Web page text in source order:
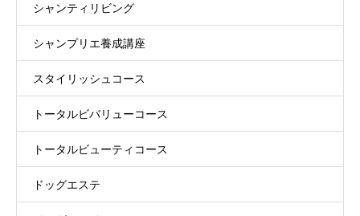
シャンティリビング
シャンプリエ養成講座
スタイリッシュコース
トータルビバリューコース
トータルビューティコース
ドッグエステ